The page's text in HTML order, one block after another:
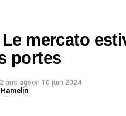
mercato
portes
2 ans agoon 10 juin 2024